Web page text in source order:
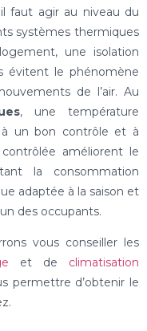
faut agir au niveau du
systèmes thermiques
une isolation
évitent le phénomène
de l’air. Au
, une température
à un bon contrôle et à
améliorent le
la consommation
adaptée à la saison et
des occupants.
vous conseiller les
et de climatisation
permettre d’obtenir le